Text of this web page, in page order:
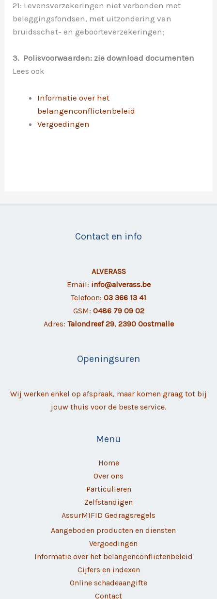
21: Levensverzekeringen niet verbonden met
beleggingsfondsen, met uitzondering van
bruidsschat- en geboorteverzekeringen;
3. Polisvoorwaarden: zie download documenten
Lees ook
Informatie over het
belangenconflictenbeleid
Vergoedingen
Contact en info
ALVERASS
Email: info@alverass.be
Telefoon: 03 366 13 41
GSM: 0486 79 09 02
Adres: Talondreef 29, 2390 Oostmalle
Openingsuren
Wij werken enkel op afspraak, maar komen graag tot bij
jouw thuis voor de beste service.
Menu
Home
Over ons
Particulieren
Zelfstandigen
AssurMIFID Gedragsregels
Aangeboden producten en diensten
Vergoedingen
Informatie over het belangenconflictenbeleid
Cijfers en indexen
Online schadeaangifte
Contact